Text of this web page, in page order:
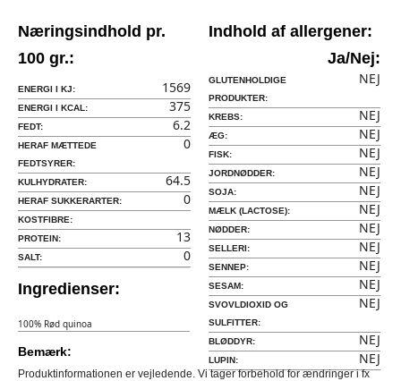
Næringsindhold pr.
100 gr.:
ENERGI I KJ: 1569
ENERGI I KCAL: 375
FEDT: 6.2
HERAF MÆTTEDE
FEDTSYRER:
0
KULHYDRATER: 64.5
HERAF SUKKERARTER: 0
KOSTFIBRE:
PROTEIN:
13
SALT: 0
Ingredienser:
100% Rød quinoa
Indhold af allergener:
Ja/Nej:
GLUTENHOLDIGE
PRODUKTER:
NEJ
KREBS: NEJ
ÆG: NEJ
FISK: NEJ
JORDNØDDER: NEJ
SOJA: NEJ
MÆLK (LACTOSE): NEJ
NØDDER: NEJ
SELLERI: NEJ
SENNEP: NEJ
SESAM: NEJ
SVOVLDIOXID OG
SULFITTER:
NEJ
BLØDDYR: NEJ
LUPIN: NEJ
Bemærk:
Produktinformationen er vejledende. Vi tager forbehold for ændringer i fx